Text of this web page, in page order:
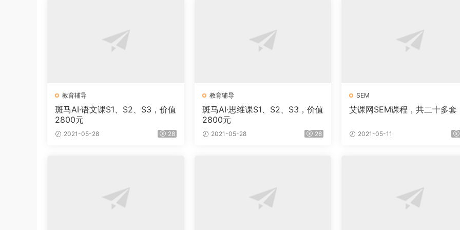
教育辅导
斑马AI·语文课S1、S2、S3，价值
2800元
2021-05-28 28
教育辅导
斑马AI·思维课S1、S2、S3，价值
2800元
2021-05-28 28
SEM
艾课网SEM课程，共二十多套
2021-05-11